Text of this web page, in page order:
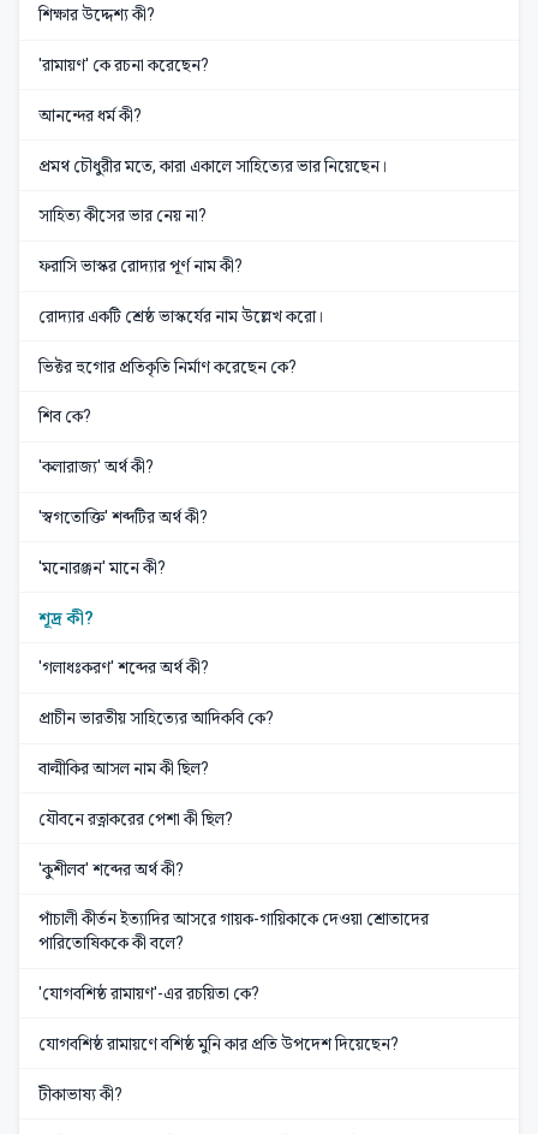
শিক্ষার উদ্দেশ্য কী?
'রামায়ণ' কে রচনা করেছেন?
আনন্দের ধর্ম কী?
প্রমথ চৌধুরীর মতে, কারা একালে সাহিত্যের ভার নিয়েছেন।
সাহিত্য কীসের ভার নেয় না?
ফরাসি ভাস্কর রোদ্যার পূর্ণ নাম কী?
রোদ্যার একটি শ্রেষ্ঠ ভাস্কর্যের নাম উল্লেখ করো।
ভিক্টর হুগোর প্রতিকৃতি নির্মাণ করেছেন কে?
শিব কে?
'কলারাজ্য' অর্থ কী?
'স্বগতোক্তি' শব্দটির অর্থ কী?
'মনোরঞ্জন' মানে কী?
শূদ্র কী?
'গলাধঃকরণ' শব্দের অর্থ কী?
প্রাচীন ভারতীয় সাহিত্যের আদিকবি কে?
বাল্মীকির আসল নাম কী ছিল?
যৌবনে রত্নাকরের পেশা কী ছিল?
'কুশীলব' শব্দের অর্থ কী?
পাঁচালী কীর্তন ইত্যাদির আসরে গায়ক-গায়িকাকে দেওয়া শ্রোতাদের
পারিতোষিককে কী বলে?
'যোগবশিষ্ঠ রামায়ণ'-এর রচয়িতা কে?
যোগবশিষ্ঠ রামায়ণে বশিষ্ঠ মুনি কার প্রতি উপদেশ দিয়েছেন?
টীকাভাষ্য কী?